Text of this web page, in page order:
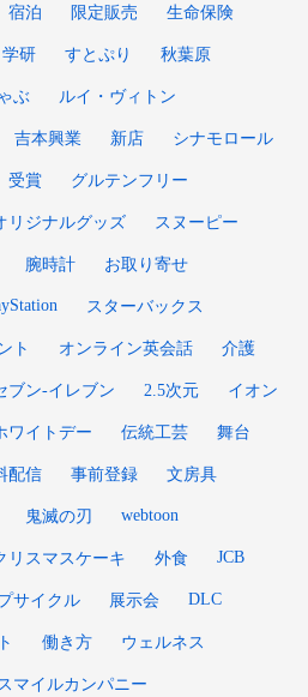
宿泊 限定販売 生命保険
学研 すとぷり 秋葉原
ぶ ルイ・ヴィトン
吉本興業 新店 シナモロール
受賞 グルテンフリー
リジナルグッズ スヌーピー
腕時計 お取り寄せ
スターバックス
ト オンライン英会話 介護
ブン-イレブン 2.5次元 イオン
ワイトデー 伝統工芸 舞台
配信 事前登録 文房具
鬼滅の刃 webtoon
リスマスケーキ 外食 JCB
サイクル 展示会 DLC
働き方 ウェルネス
マイルカンパニー